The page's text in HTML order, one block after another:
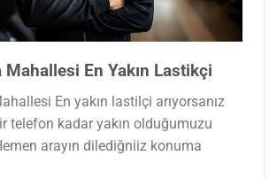
Mahallesi En Yakın Lastikçi
En yakın lastilçi arıyorsanız
telefon kadar yakın olduğumuzu
arayın dilediğniiz konuma